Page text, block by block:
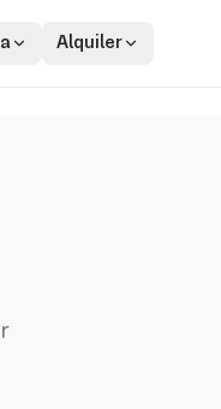
Alquiler